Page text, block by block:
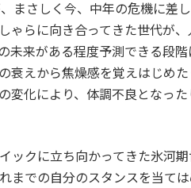
まさしく今、中年の危機に差
ゃらに向き合ってきた世代が
未来がある程度予測できる段
衰えから焦燥感を覚えはじめ
変化により、体調不良となっ
ックに立ち向かってきた氷河
までの自分のスタンスを当て